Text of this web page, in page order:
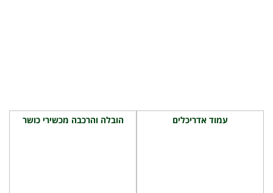
עמוד אדריכלים הובלה והרכבה מכשירי כושר